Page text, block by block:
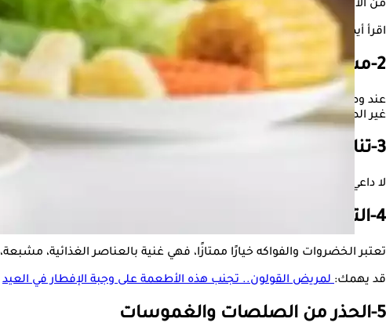
من الأفضل تناول وجبة خفيفة وصحية قبل التوجه إلى الحفلة، ذلك
اقرأ أيضًا: قبل عيد الفطر- دليلك الغذائي للاحتفال به بأمان
2-مسح طاولة الطعام
عند وصولك إلى الحفلة، خذ وقتًا لتفقد خيارات الطعام قبل ملء طبقك، حاول
غير الصحية.
3-تناول كميات صغيرة من الطعام
لا داعي لتناول كميات كبيرة من الطعام. بدلًا من ذلك، اختر حصصًا صغيرة
4-التركيز على الخضروات والفواكه
تعتبر الخضروات والفواكه خيارًا ممتازًا، فهي غنية بالعناصر الغذائية،
قد يهمك:لمريض القولون.. تجنب هذه الأطعمة على وجبة الإفطار في العيد
5-الحذر من الصلصات والغموسات